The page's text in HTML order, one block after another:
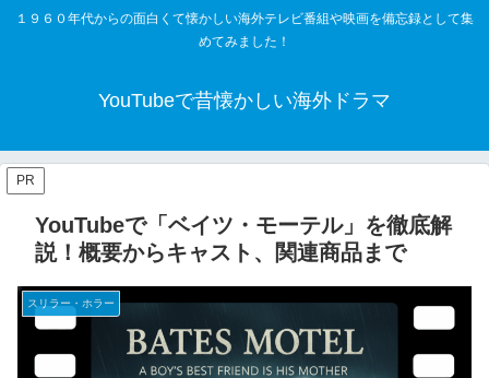
１９６０年代からの面白くて懐かしい海外テレビ番組や映画を備忘録として集
めてみました！
YouTubeで昔懐かしい海外ドラマ
PR
YouTubeで「ベイツ・モーテル」を徹底解
説！概要からキャスト、関連商品まで
スリラー・ホラー